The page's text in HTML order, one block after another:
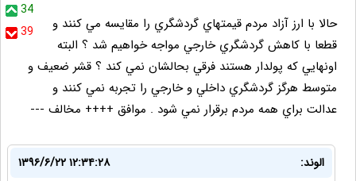
34
39
حالا با ارز آزاد مردم قيمتهاي گردشگري را مقايسه مي كنند و
قطعا با كاهش گردشگري خارجي مواجه خواهيم شد ؟ البته
اونهايي كه پولدار هستند فرقي بحالشان نمي كند ؟ قشر ضعيف و
متوسط هرگز گردشگري داخلي و خارجي را تجربه نمي كنند و
عدالت براي همه مردم برقرار نمي شود . موافق ++++ مخالف ---
الوند:
۱۳۹۶/۶/۲۲ ۱۲:۳۴:۲۸